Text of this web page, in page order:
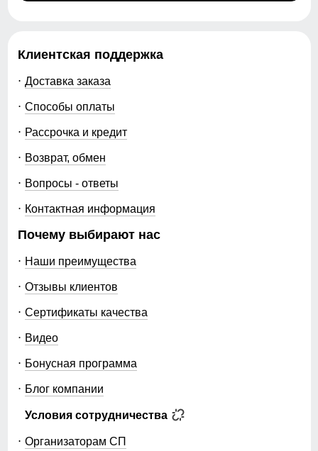
Клиентская поддержка
Доставка заказа
Способы оплаты
Рассрочка и кредит
Возврат, обмен
Вопросы - ответы
Контактная информация
Почему выбирают нас
Наши преимущества
Отзывы клиентов
Сертификаты качества
Видео
Бонусная программа
Блог компании
Условия сотрудничества
Организаторам СП